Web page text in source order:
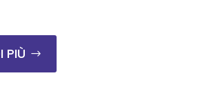
PIÙ